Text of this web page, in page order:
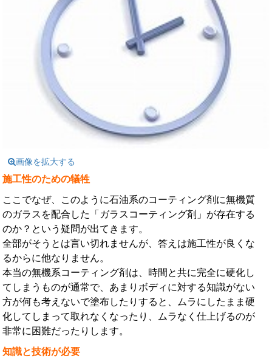
画像を拡大する
施工性のための犠牲
ここでなぜ、このように石油系のコーティング剤に無機質
のガラスを配合した「ガラスコーティング剤」が存在する
のか？という疑問が出てきます。
全部がそうとは言い切れませんが、答えは施工性が良くな
るからに他なりません。
本当の無機系コーティング剤は、時間と共に完全に硬化し
てしまうものが通常で、あまりボディに対する知識がない
方が何も考えないで塗布したりすると、ムラにしたまま硬
化してしまって取れなくなったり、ムラなく仕上げるのが
非常に困難だったりします。
知識と技術が必要